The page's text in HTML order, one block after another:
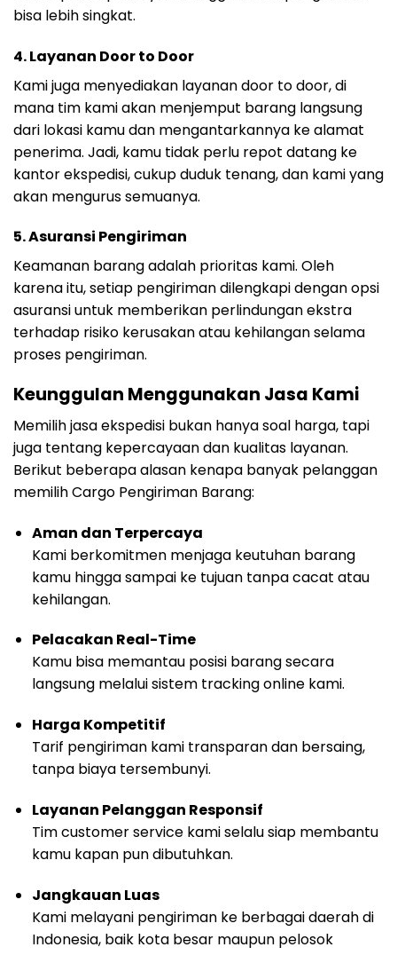
bisa lebih singkat.
4.Layanan Door to Door
Kami juga menyediakan layanan door to door, di
mana tim kami akan menjemput barang langsung
dari lokasi kamu dan mengantarkannya ke alamat
penerima. Jadi, kamu tidak perlu repot datang ke
kantor ekspedisi, cukup duduk tenang, dan kami yang
akan mengurus semuanya.
5.Asuransi Pengiriman
Keamanan barang adalah prioritas kami. Oleh
karena itu, setiap pengiriman dilengkapi dengan opsi
asuransi untuk memberikan perlindungan ekstra
terhadap risiko kerusakan atau kehilangan selama
proses pengiriman.
Keunggulan Menggunakan Jasa Kami
Memilih jasa ekspedisi bukan hanya soal harga, tapi
juga tentang kepercayaan dan kualitas layanan.
Berikut beberapa alasan kenapa banyak pelanggan
memilih Cargo Pengiriman Barang:
Aman dan Terpercaya
Kami berkomitmen menjaga keutuhan barang
kamu hingga sampai ke tujuan tanpa cacat atau
kehilangan.
Pelacakan Real-Time
Kamu bisa memantau posisi barang secara
langsung melalui sistem tracking online kami.
Harga Kompetitif
Tarif pengiriman kami transparan dan bersaing,
tanpa biaya tersembunyi.
Layanan Pelanggan Responsif
Tim customer service kami selalu siap membantu
kamu kapan pun dibutuhkan.
Jangkauan Luas
Kami melayani pengiriman ke berbagai daerah di
Indonesia, baik kota besar maupun pelosok